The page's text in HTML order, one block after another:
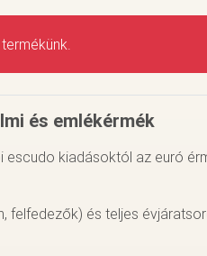
és emlékérmék
kiadásoktól az euró
felfedezők) és teljes